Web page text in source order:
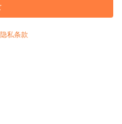
隐私条款